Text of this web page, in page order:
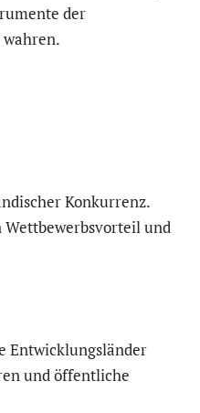
der
Konkurrenz.
und
Entwicklungsländer
und öffentliche